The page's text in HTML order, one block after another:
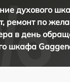
духового
ремонт по
в день
шкафа